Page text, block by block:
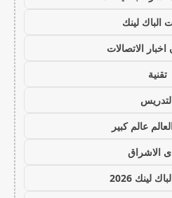
الباك لينك
الاتصالات
تقنية
عالم كبير
الاشراق
لينك 2026